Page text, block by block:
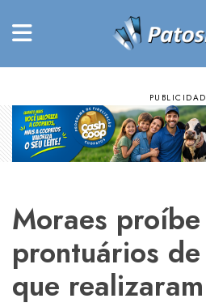
Moraes
prontuários
que